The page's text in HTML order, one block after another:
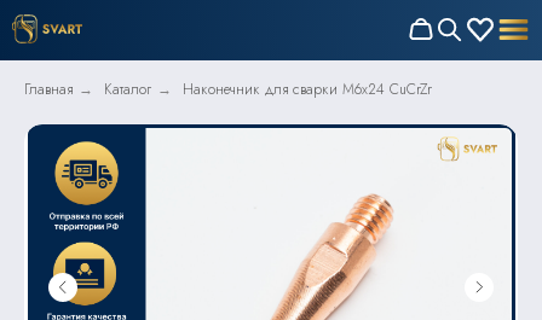
Главная → Каталог → Наконечник для сварки M6x24 CuCrZr